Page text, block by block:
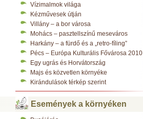
Vízimalmok világa
Kézművesek útján
Villány – a bor városa
Mohács – pasztellszínű meseváros
Harkány – a fürdő és a „retro-fíling”
Pécs – Európa Kulturális Fővárosa 2010
Egy ugrás és Horvátország
Majs és közvetlen környéke
Kirándulások térkép szerint
Események a környéken